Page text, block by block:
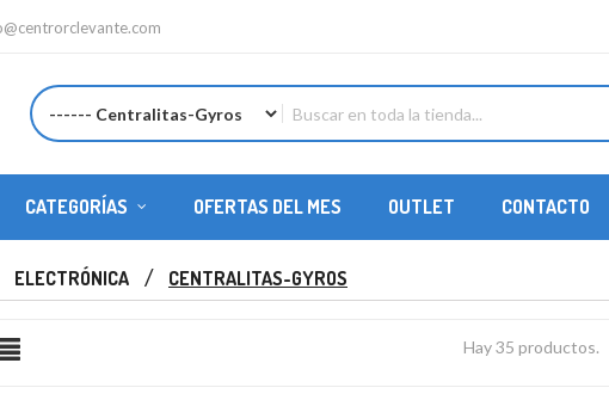
CATEGORÍAS OFERTAS DEL MES OUTLET CONTACTO
ELECTRÓNICA CENTRALITAS-GYROS
Hay 35 productos.